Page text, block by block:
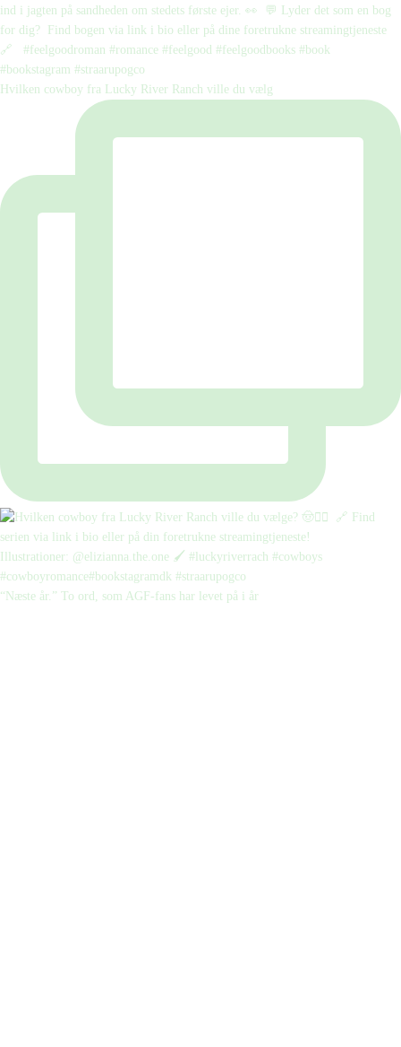
Hvilken cowboy fra Lucky River Ranch ville du vælg
“Næste år.” To ord, som AGF-fans har levet på i år